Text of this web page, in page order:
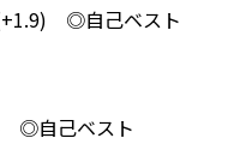
◎自己ベスト
◎自己ベスト